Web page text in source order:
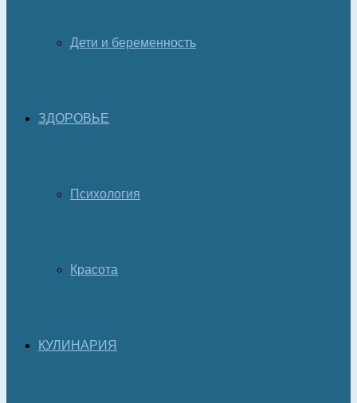
Дети и беременность
ЗДОРОВЬЕ
Психология
Красота
КУЛИНАРИЯ